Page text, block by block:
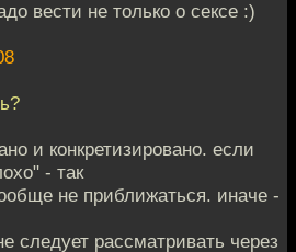
вести не только о сексе :)
и конкретизировано. если
- так
не приближаться. иначе -
следует рассматривать через